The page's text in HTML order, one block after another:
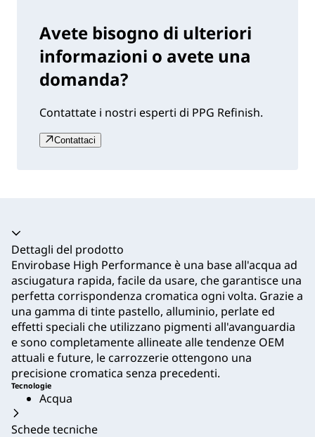
Avete bisogno di ulteriori
informazioni o avete una
domanda?
Contattate i nostri esperti di PPG Refinish.
Contattaci
Dettagli del prodotto
Envirobase High Performance è una base all'acqua ad
asciugatura rapida, facile da usare, che garantisce una
perfetta corrispondenza cromatica ogni volta. Grazie a
una gamma di tinte pastello, alluminio, perlate ed
effetti speciali che utilizzano pigmenti all'avanguardia
e sono completamente allineate alle tendenze OEM
attuali e future, le carrozzerie ottengono una
precisione cromatica senza precedenti.
Tecnologie
Acqua
Schede tecniche